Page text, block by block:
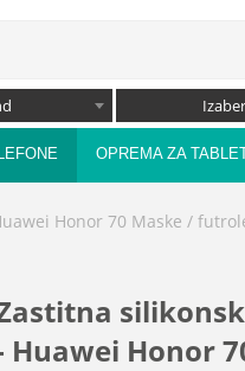
OPREMA ZA
Honor 70 Maske /
Huawei Honor